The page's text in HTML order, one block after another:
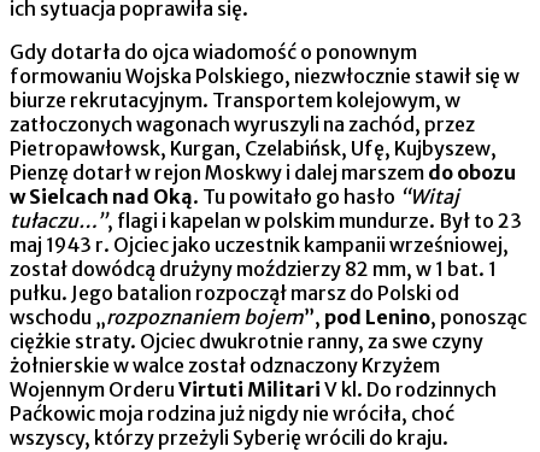
ich sytuacja poprawiła się.
Gdy dotarła do ojca wiadomość o ponownym
formowaniu Wojska Polskiego, niezwłocznie stawił się w
biurze rekrutacyjnym. Transportem kolejowym, w
zatłoczonych wagonach wyruszyli na zachód, przez
Pietropawłowsk, Kurgan, Czelabińsk, Ufę, Kujbyszew,
Pienzę dotarł w rejon Moskwy i dalej marszem do obozu
w Sielcach nad Oką. Tu powitało go hasło “Witaj
tułaczu…”, flagi i kapelan w polskim mundurze. Był to 23
maj 1943 r. Ojciec jako uczestnik kampanii wrześniowej,
został dowódcą drużyny moździerzy 82 mm, w 1 bat. 1
pułku. Jego batalion rozpoczął marsz do Polski od
wschodu „rozpoznaniem bojem”, pod Lenino, ponosząc
ciężkie straty. Ojciec dwukrotnie ranny, za swe czyny
żołnierskie w walce został odznaczony Krzyżem
Wojennym Orderu Virtuti Militari V kl. Do rodzinnych
Paćkowic moja rodzina już nigdy nie wróciła, choć
wszyscy, którzy przeżyli Syberię wrócili do kraju.